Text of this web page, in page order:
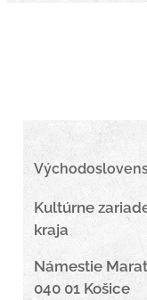
Kultúrne
kraja
Námestie
040 01 Košice